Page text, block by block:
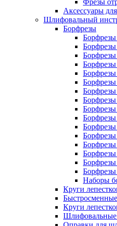
Фрезы
Аксессуары
Шлифовальный
Борфрезы
Наборы
Круги
Круги
Шлифовальные